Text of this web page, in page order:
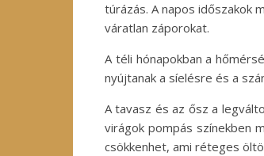
túrázás. A napos időszakok
váratlan záporokat.
A téli hónapokban a
nyújtanak a síelésre és a
A tavasz és az ősz a
virágok pompás színekben
csökkenhet, ami réteges